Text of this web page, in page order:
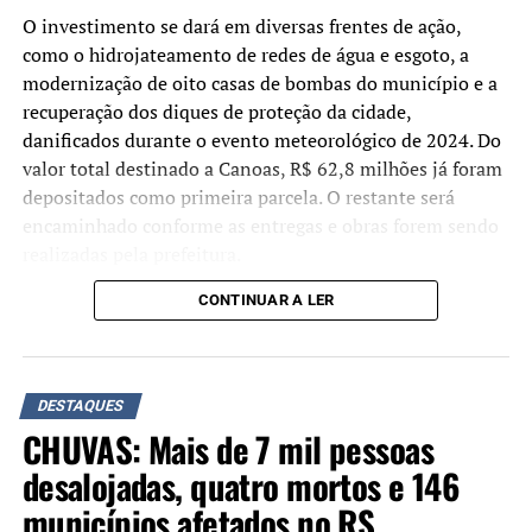
Demais condenações
Braga Netto: 26 anos– Seguindo o voto do relator
Alexandre de Moraes, a maioria da Primeira Turma do
STF determinou pena de 26 anos, inicialmente em
reclusão, para o general Walter Braga Netto.
Anderson Torres: 24 anos –
Anderson Torres.
Almir Garnier: 24 anos –Seguindo voto do relator
Alexandre de Moraes, a maioria da Primeira Turma
Garnier, ex-comandante da Marinha. Foi determinado 21
anos e 6 meses de reclusão e 2 anos e 6 meses de
detenção.
Augusto Heleno: 21 anos –Seguindo o voto do relator
O investimento se dará em diversas frentes de ação,
como o hidrojateamento de redes de água e esgoto, a
modernização de oito casas de bombas do município e a
recuperação dos diques de proteção da cidade,
danificados durante o evento meteorológico de 2024. Do
valor total destinado a Canoas, R$ 62,8 milhões já foram
depositados como primeira parcela. O restante será
encaminhado conforme as entregas e obras forem sendo
“Não estamos apenas
assinando um convênio,
mas efetivamente
depositando os recursos.
Hoje, o Estado já transferiu
R$ 62,8 milhões à conta do
CONTINUAR A LER
DESTAQUES
CHUVAS: Mais de 7 mil pessoas
desalojadas, quatro mortos e 146